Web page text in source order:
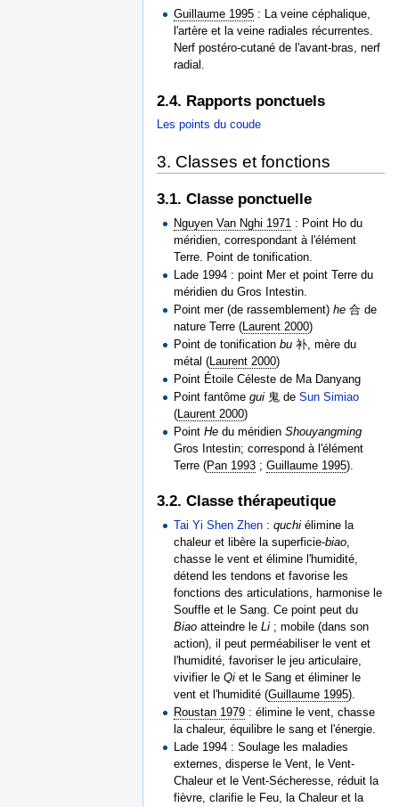
Guillaume 1995 : La veine céphalique,
l'artère et la veine radiales récurrentes.
Nerf postéro-cutané de l'avant-bras, nerf
radial.
2.4. Rapports ponctuels
Les points du coude
3. Classes et fonctions
3.1. Classe ponctuelle
Nguyen Van Nghi 1971 : Point Ho du
méridien, correspondant à l'élément
Terre. Point de tonification.
Lade 1994 : point Mer et point Terre du
méridien du Gros Intestin.
Point mer (de rassemblement)he 合 de
nature Terre (Laurent 2000)
Point de tonificationbu 补, mère du
métal (Laurent 2000)
Point Étoile Céleste de Ma Danyang
Point fantômegui 鬼 deSun Simiao
(Laurent 2000)
PointHe du méridienShouyangming
Gros Intestin; correspond à l'élément
Terre (Pan 1993 ;Guillaume 1995).
3.2. Classe thérapeutique
Tai Yi Shen Zhen :quchi élimine la
chaleur et libère la superficie-biao,
chasse le vent et élimine l'humidité,
détend les tendons et favorise les
fonctions des articulations, harmonise le
Souffle et le Sang. Ce point peut du
Biao atteindre leLi ; mobile (dans son
action), il peut perméabiliser le vent et
l'humidité, favoriser le jeu articulaire,
vivifier leQi et le Sang et éliminer le
vent et l'humidité (Guillaume 1995).
Roustan 1979 : élimine le vent, chasse
la chaleur, équilibre le sang et l'énergie.
Lade 1994 : Soulage les maladies
externes, disperse le Vent, le Vent-
Chaleur et le Vent-Sécheresse, réduit la
fièvre, clarifie le Feu, la Chaleur et la